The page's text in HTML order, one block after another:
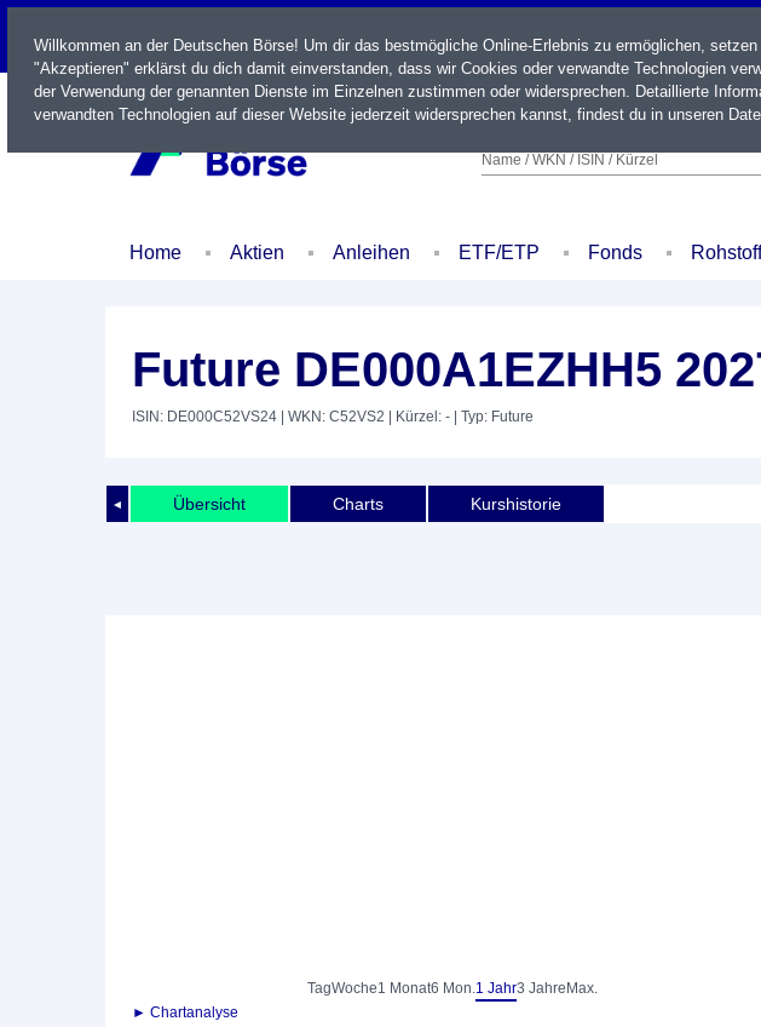
LIVE
Name / WKN / ISIN / Kürzel
Home Aktien Anleihen ETF/ETP Fonds
Future DE000A1EZHH5
ISIN: DE000C52VS24 | WKN: C52VS2 | Kürzel: - | Typ: Future
◄ Übersicht Charts Kurshistorie
TagWoche1 Monat6 Mon.1 Jahr3 Jahre Max.
► Chartanalyse
Willkommen an der Deutschen Börse! Um dir das bestmögliche Online-Erlebnis zu ermöglichen,
"Akzeptieren" erklärst du dich damit einverstanden, dass wir Cookies oder verwandte Technologien
der Verwendung der genannten Dienste im Einzelnen zustimmen oder widersprechen. Detaillierte
verwandten Technologien auf dieser Website jederzeit widersprechen kannst, findest du in unseren